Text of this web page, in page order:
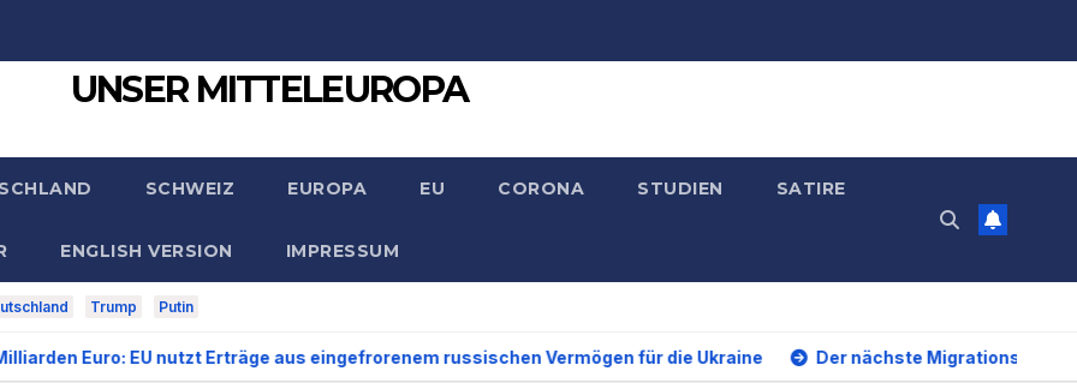
UNSER MITTELEUROPA
SCHWEIZ EUROPA EU CORONA STUDIEN SATIRE
ENGLISH VERSION IMPRESSUM
Trump Putin
nutzt Erträge aus eingefrorenem russischen Vermögen für die Ukraine Der nächste Migrationsskandal aus Köln: